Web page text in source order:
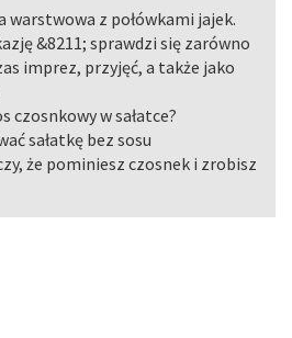
warstwowa z połówkami jajek.
&8211; sprawdzi się zarówno
imprez, przyjęć, a także jako
czosnkowy w sałatce?
sałatkę bez sosu
że pominiesz czosnek i zrobisz